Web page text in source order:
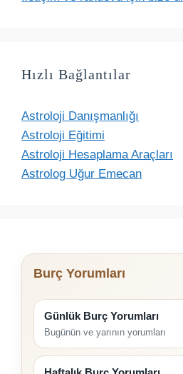
Hızlı Bağlantılar
Astroloji Danışmanlığı
Astroloji Eğitimi
Astroloji Hesaplama Araçları
Astrolog Uğur Emecan
Burç Yorumları
Günlük Burç Yorumları
Bugünün ve yarının yorumları